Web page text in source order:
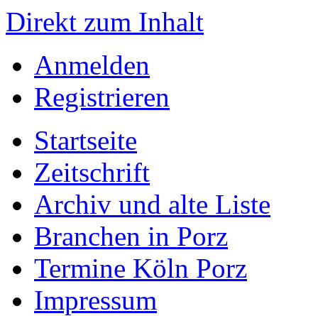
Direkt zum Inhalt
Anmelden
Registrieren
Startseite
Zeitschrift
Archiv und alte Liste
Branchen in Porz
Termine Köln Porz
Impressum